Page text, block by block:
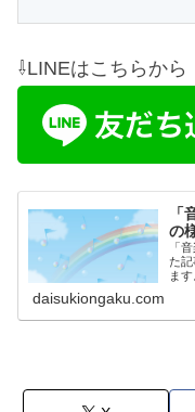
⇩LINEはこちらから
「
の
「
た
ます
daisukiongaku.com